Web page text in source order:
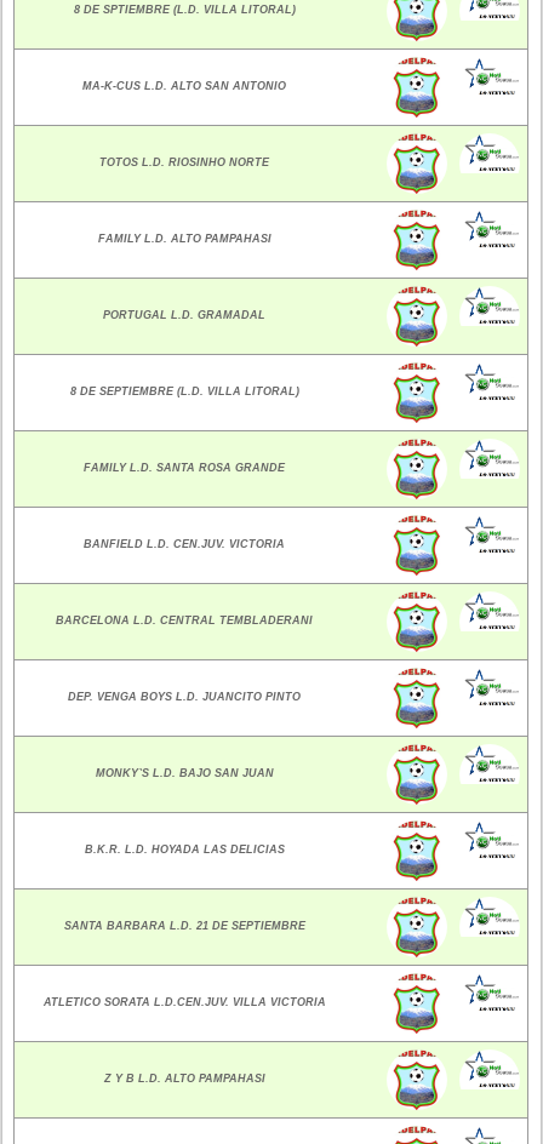
8 DE SPTIEMBRE (L.D. VILLA LITORAL)
MA-K-CUS L.D. ALTO SAN ANTONIO
TOTOS L.D. RIOSINHO NORTE
FAMILY L.D. ALTO PAMPAHASI
PORTUGAL L.D. GRAMADAL
8 DE SEPTIEMBRE (L.D. VILLA LITORAL)
FAMILY L.D. SANTA ROSA GRANDE
BANFIELD L.D. CEN.JUV. VICTORIA
BARCELONA L.D. CENTRAL TEMBLADERANI
DEP. VENGA BOYS L.D. JUANCITO PINTO
MONKY`S L.D. BAJO SAN JUAN
B.K.R. L.D. HOYADA LAS DELICIAS
SANTA BARBARA L.D. 21 DE SEPTIEMBRE
ATLETICO SORATA L.D.CEN.JUV. VILLA VICTORIA
Z Y B L.D. ALTO PAMPAHASI